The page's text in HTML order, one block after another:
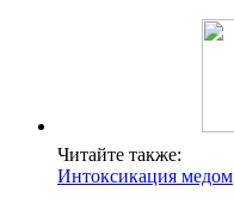
Читайте также:
Интоксикация медом